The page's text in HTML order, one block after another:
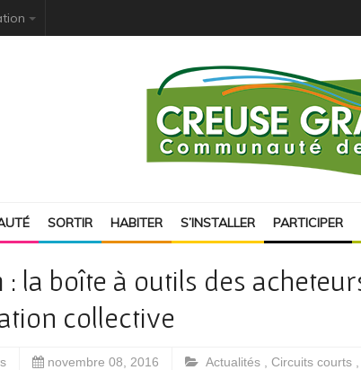
SORTIR HABITER S’INSTALLER PARTICIPER
: la boîte à outils des
collective
novembre 08, 2016 Actualités Circuits courts